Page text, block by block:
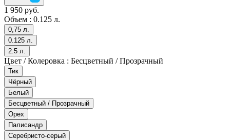
1 950 руб.
Объем : 0.125 л.
0,75 л.
0.125 л.
2.5 л.
Цвет / Колеровка : Бесцветный / Прозрачный
Тик
Чёрный
Белый
Бесцветный / Прозрачный
Орех
Палисандр
Серебристо-серый